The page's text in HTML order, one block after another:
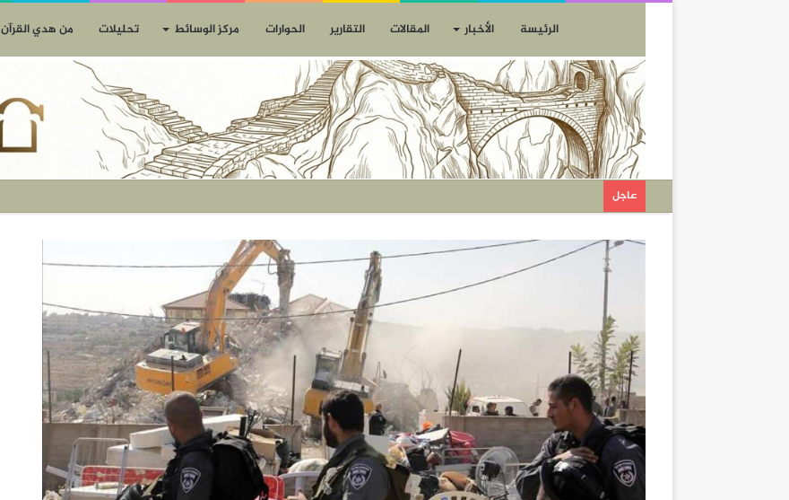
الرئيسة الأخبار المقالات التقارير الحوارات مركز الوسائط تحليلات من هدي القرآن
عاجل